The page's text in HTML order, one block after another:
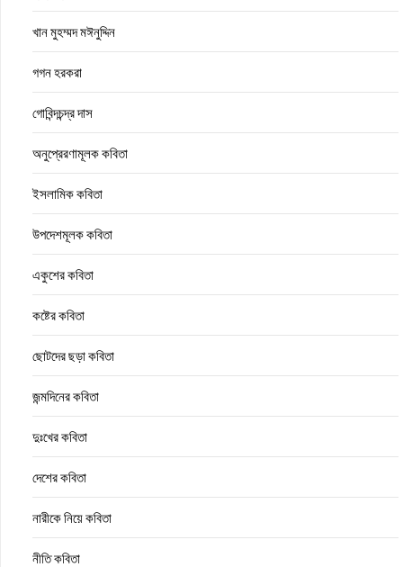
খান মুহম্মদ মঈনুদ্দিন
গগন হরকরা
গোবিন্দচন্দ্র দাস
অনুপ্রেরণামূলক কবিতা
ইসলামিক কবিতা
উপদেশমূলক কবিতা
একুশের কবিতা
কষ্টের কবিতা
ছোটদের ছড়া কবিতা
জন্মদিনের কবিতা
দুঃখের কবিতা
দেশের কবিতা
নারীকে নিয়ে কবিতা
নীতি কবিতা